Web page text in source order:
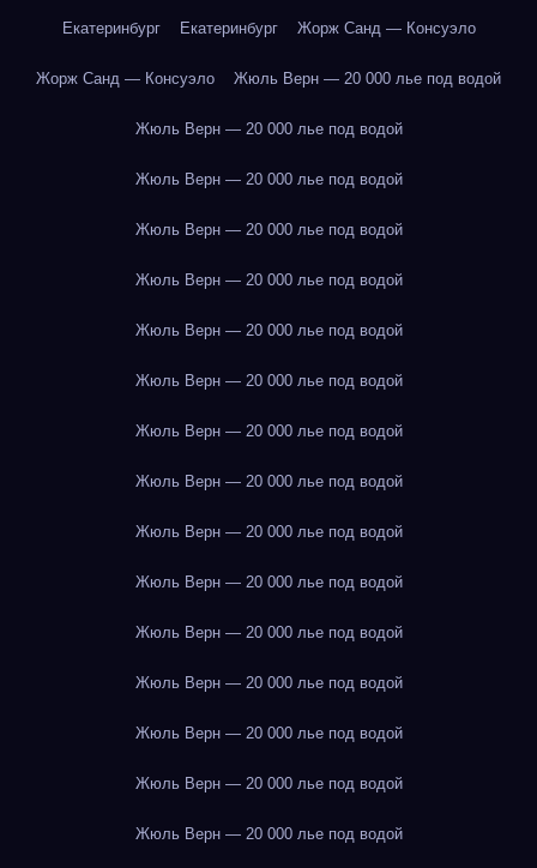
Екатеринбург Екатеринбург Жорж Санд — Консуэло
Жорж Санд — Консуэло Жюль Верн — 20 000 лье под водой
Жюль Верн — 20 000 лье под водой
Жюль Верн — 20 000 лье под водой
Жюль Верн — 20 000 лье под водой
Жюль Верн — 20 000 лье под водой
Жюль Верн — 20 000 лье под водой
Жюль Верн — 20 000 лье под водой
Жюль Верн — 20 000 лье под водой
Жюль Верн — 20 000 лье под водой
Жюль Верн — 20 000 лье под водой
Жюль Верн — 20 000 лье под водой
Жюль Верн — 20 000 лье под водой
Жюль Верн — 20 000 лье под водой
Жюль Верн — 20 000 лье под водой
Жюль Верн — 20 000 лье под водой
Жюль Верн — 20 000 лье под водой